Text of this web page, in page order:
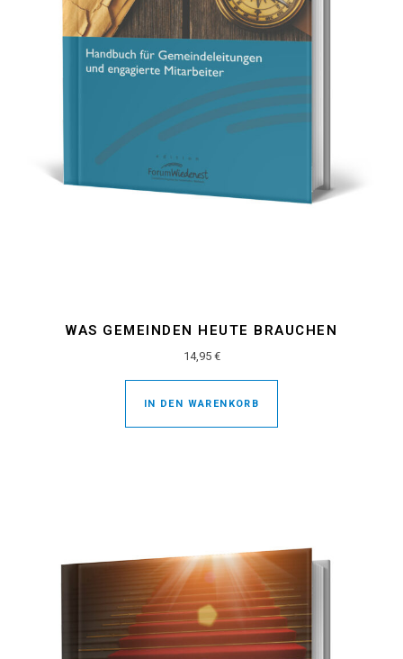
WAS GEMEINDEN HEUTE BRAUCHEN
14,95 €
IN DEN WARENKORB